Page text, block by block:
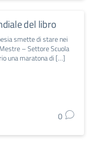
del libro
smette di stare nei
– Settore Scuola
una maratona di […]
0